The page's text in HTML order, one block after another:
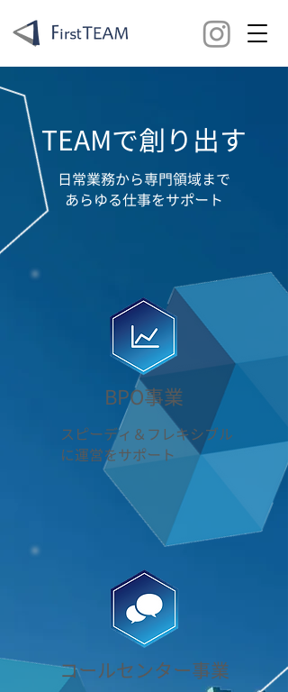
TEAMで創り出す
日常業務から専門領域まで
あらゆる仕事をサポート
BPO事業
スピーディ＆フレキシブル
に運営をサポート
コールセンター事業